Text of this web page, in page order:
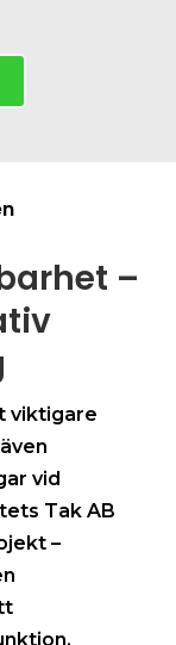
–
viktigare
vid
Tak AB
–